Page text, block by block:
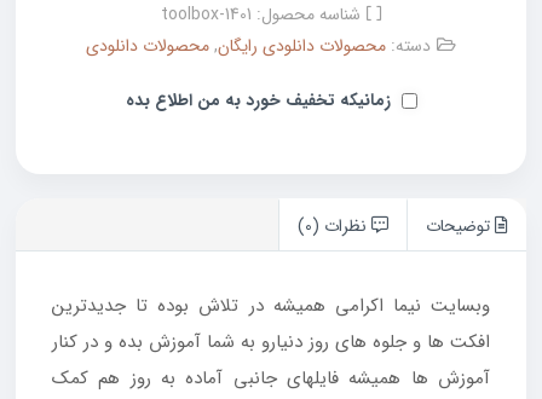
زمانیکه تخفیف خورد به من اطلاع بده
شناسه محصول: toolbox-1401
دسته: محصولات دانلودی رایگان,محصولات دانلودی
توضیحات نظرات (0)
وبسایت نیما اکرامی همیشه در تلاش بوده تا جدیدترین
افکت ها و جلوه های روز دنیارو به شما آموزش بده و در کنار
آموزش ها همیشه فایلهای جانبی آماده به روز هم کمک